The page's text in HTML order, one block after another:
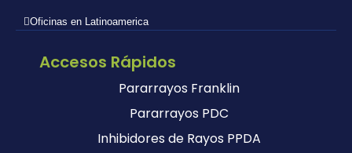
Oficinas en Latinoamerica
Accesos Rápidos
Pararrayos Franklin
Pararrayos PDC
Inhibidores de Rayos PPDA